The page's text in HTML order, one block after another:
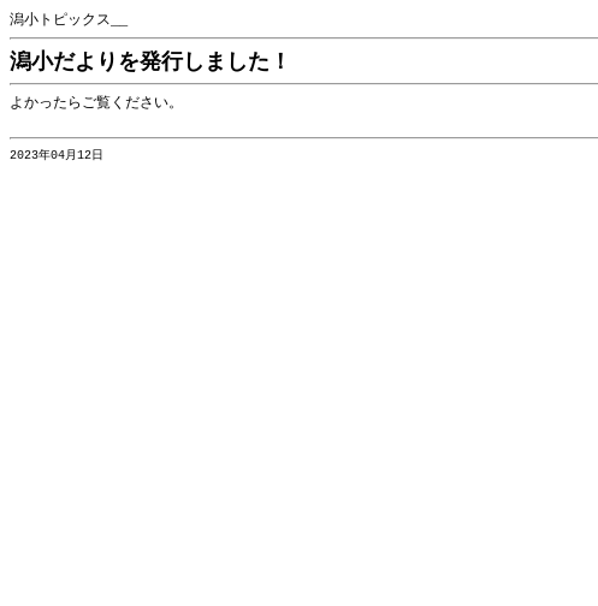
潟小トピックス__
潟小だよりを発行しました！
よかったらご覧ください。
2023年04月12日